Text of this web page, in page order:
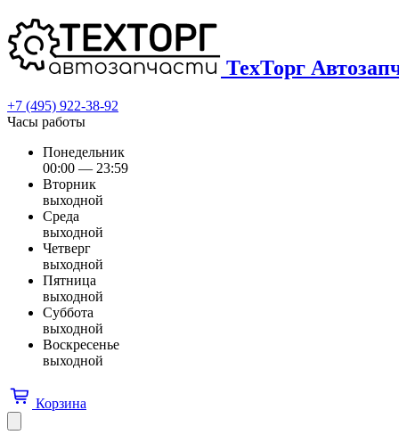
ТехТорг
+7 (495) 922-38-92
Часы работы
Понедельник
00:00 — 23:59
Вторник
выходной
Среда
выходной
Четверг
выходной
Пятница
выходной
Суббота
выходной
Воскресенье
выходной
Корзина